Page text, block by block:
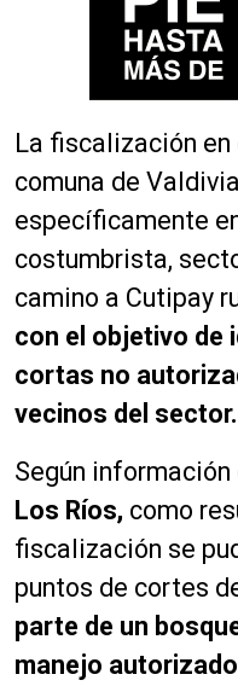
La fiscalización
comuna de
específicamente
costumbrista,
camino a Cutipay
con el objetivo de
cortas no
vecinos del sector.
Según
Los Ríos, como
fiscalización se
puntos de cortes
parte de un
manejo